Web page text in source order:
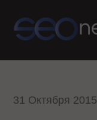
31 Октября 2015